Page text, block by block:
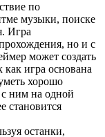
по
музыки, поиске
Игра
но и с
может создать
игра основана
хорошо
с ним на одной
становится
останки,